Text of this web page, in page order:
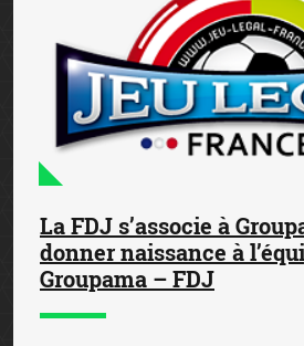
La FDJ s’associe à
donner naissance à
Groupama – FDJ